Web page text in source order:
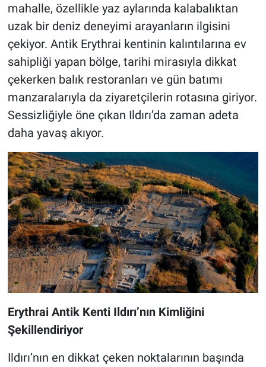
mahalle, özellikle yaz aylarında kalabalıktan
uzak bir deniz deneyimi arayanların ilgisini
çekiyor. Antik Erythrai kentinin kalıntılarına ev
sahipliği yapan bölge, tarihi mirasıyla dikkat
çekerken balık restoranları ve gün batımı
manzaralarıyla da ziyaretçilerin rotasına giriyor.
Sessizliğiyle öne çıkan Ildırı’da zaman adeta
daha yavaş akıyor.
Erythrai Antik Kenti Ildırı’nın Kimliğini
Şekillendiriyor
Ildırı’nın en dikkat çeken noktalarının başında